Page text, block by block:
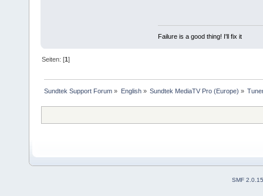
Failure is a good thing! I'll fix it
Seiten: [1]
Sundtek Support Forum » English» Sundtek MediaTV Pro (Europe) »
SMF 2.0.15